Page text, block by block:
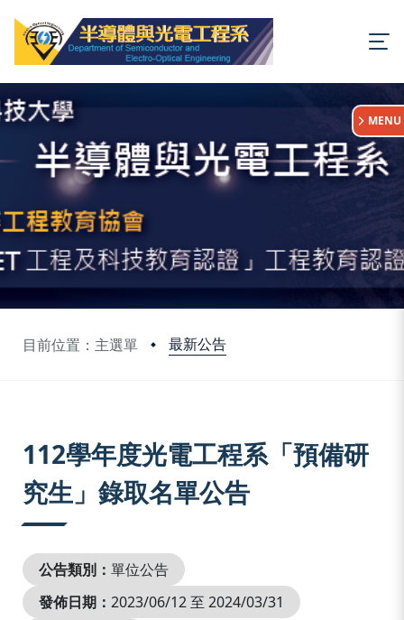
目前位置：主選單 最新公告
:::
MENU
112學年度光電工程系「預備研
究生」錄取名單公告
公告類別： 單位公告
發佈日期： 2023/06/12 至 2024/03/31